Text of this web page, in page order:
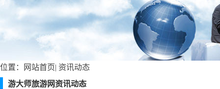
位置： 网站首页| 资讯动态
游大师旅游网资讯动态